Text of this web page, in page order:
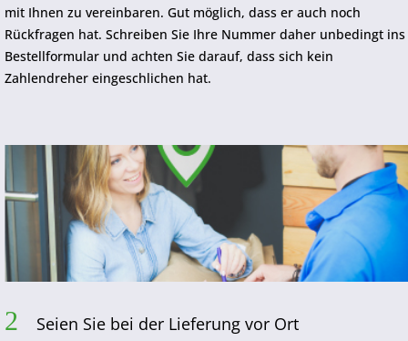
mit Ihnen zu vereinbaren. Gut möglich, dass er auch noch
Rückfragen hat. Schreiben Sie Ihre Nummer daher unbedingt ins
Bestellformular und achten Sie darauf, dass sich kein
Zahlendreher eingeschlichen hat.
2 Seien Sie bei der Lieferung vor Ort